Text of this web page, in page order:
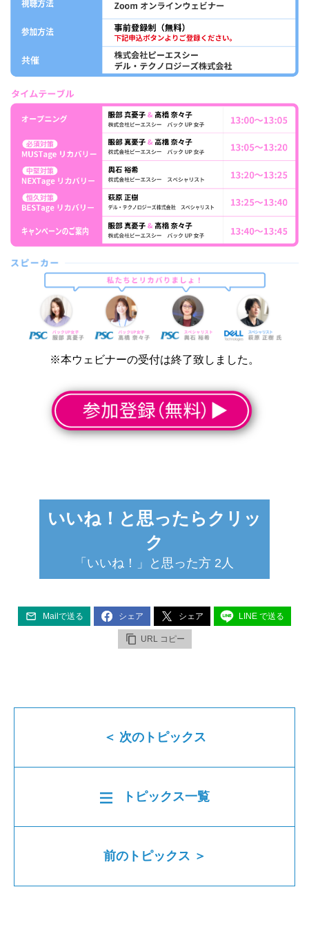
※本ウェビナーの受付は終了致しました。
いいね！と思ったらクリッ
ク
「いいね！」と思った方 2 人
Mailで送る シェア シェア LINE で送る
URL コピー
＜ 次のトピックス
トピックス一覧
前のトピックス ＞